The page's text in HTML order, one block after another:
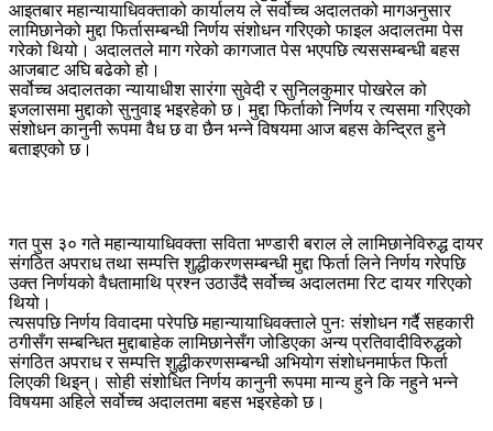
आइतबार महान्यायाधिवक्ताको कार्यालय ले सर्वोच्च अदालतको मागअनुसार
लामिछानेको मुद्दा फिर्तासम्बन्धी निर्णय संशोधन गरिएको फाइल अदालतमा पेस
गरेको थियो। अदालतले माग गरेको कागजात पेस भएपछि त्यससम्बन्धी बहस
आजबाट अघि बढेको हो।
सर्वोच्च अदालतका न्यायाधीश सारंगा सुवेदी र सुनिलकुमार पोखरेल को
इजलासमा मुद्दाको सुनुवाइ भइरहेको छ। मुद्दा फिर्ताको निर्णय र त्यसमा गरिएको
संशोधन कानुनी रूपमा वैध छ वा छैन भन्ने विषयमा आज बहस केन्द्रित हुने
बताइएको छ।
गत पुस ३० गते महान्यायाधिवक्ता सविता भण्डारी बराल ले लामिछानेविरुद्ध दायर
संगठित अपराध तथा सम्पत्ति शुद्धीकरणसम्बन्धी मुद्दा फिर्ता लिने निर्णय गरेपछि
उक्त निर्णयको वैधतामाथि प्रश्न उठाउँदै सर्वोच्च अदालतमा रिट दायर गरिएको
थियो।
त्यसपछि निर्णय विवादमा परेपछि महान्यायाधिवक्ताले पुनः संशोधन गर्दै सहकारी
ठगीसँग सम्बन्धित मुद्दाबाहेक लामिछानेसँग जोडिएका अन्य प्रतिवादीविरुद्धको
संगठित अपराध र सम्पत्ति शुद्धीकरणसम्बन्धी अभियोग संशोधनमार्फत फिर्ता
लिएकी थिइन्। सोही संशोधित निर्णय कानुनी रूपमा मान्य हुने कि नहुने भन्ने
विषयमा अहिले सर्वोच्च अदालतमा बहस भइरहेको छ।